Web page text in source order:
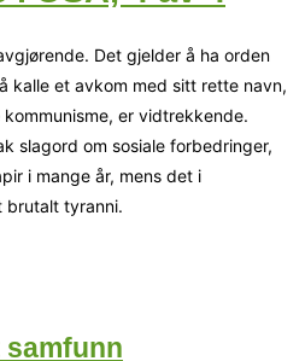
Det gjelder å ha orden
kalle et avkom med sitt rette navn,
er vidtrekkende.
slagord om sosiale forbedringer,
i mange år, mens det i
brutalt tyranni.